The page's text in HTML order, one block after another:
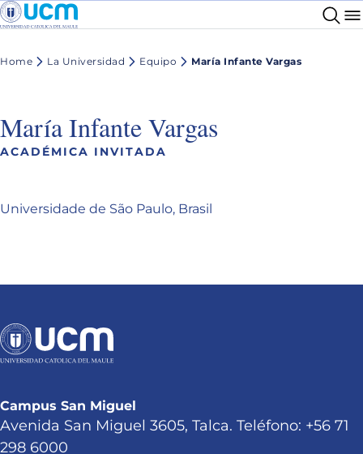
Home La Universidad Equipo María Infante Vargas
María Infante Vargas
ACADÉMICA INVITADA
Universidade de São Paulo, Brasil
Campus San Miguel
Avenida San Miguel 3605, Talca. Teléfono: +56 71
298 6000